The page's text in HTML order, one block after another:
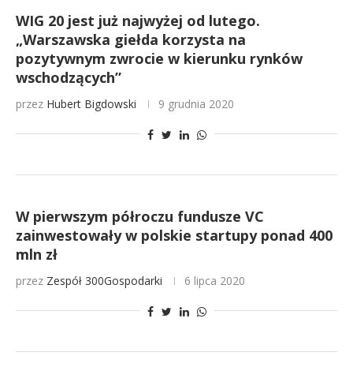
WIG 20 jest już najwyżej od lutego.
„Warszawska giełda korzysta na
pozytywnym zwrocie w kierunku rynków
wschodzących”
przez Hubert Bigdowski 9 grudnia 2020
W pierwszym półroczu fundusze VC
zainwestowały w polskie startupy ponad 400
mln zł
przez Zespół 300Gospodarki 6 lipca 2020